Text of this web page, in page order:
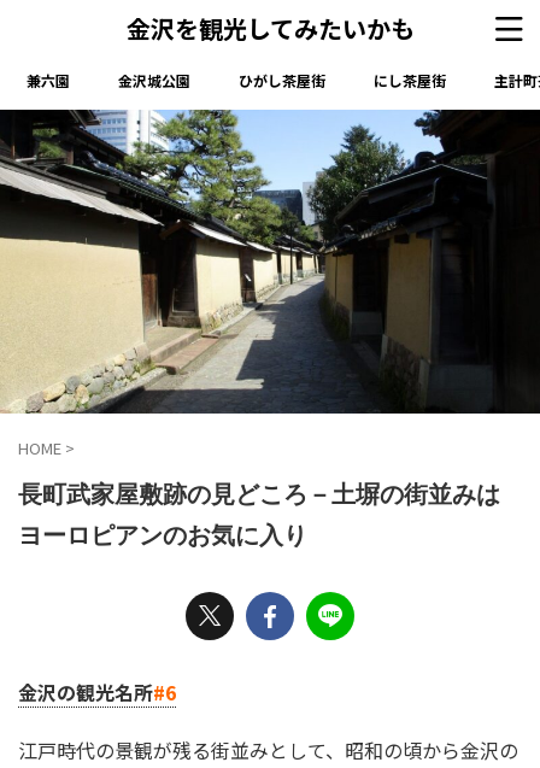
金沢を観光してみたいかも
兼六園 金沢城公園 ひがし茶屋街 にし茶屋街 主計
HOME >
長町武家屋敷跡の見どころ－土塀の街並みは
ヨーロピアンのお気に入り
金沢の観光名所#6
江戸時代の景観が残る街並みとして、昭和の頃から金沢の